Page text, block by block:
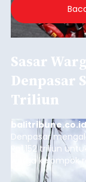
Sasar
Denpasar
Triliun
Denpasar
Rp1,152 triliun
warga
garis